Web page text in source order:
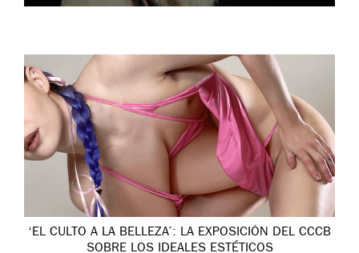
‘EL CULTO A LA BELLEZA’: LA EXPOSICIÓN DEL CCCB
SOBRE LOS IDEALES ESTÉTICOS